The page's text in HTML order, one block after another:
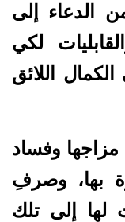
الدعاء إلى
لكي
اللائق
وفساد
بها، وصرفِ
لها إلى تلك